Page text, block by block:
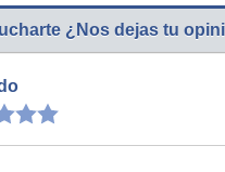
¿Nos dejas tu